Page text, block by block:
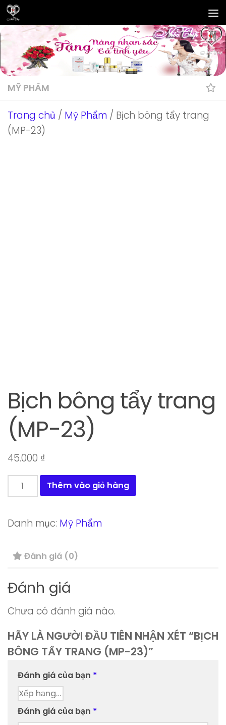
Skip to content
MỸ PHẨM
Trang chủ / Mỹ Phẩm / Bịch bông tẩy trang
(MP-23)
Bịch bông tẩy trang
(MP-23)
45.000 ₫
Bịch
bông
trang
23)
lượng
Thêm vào giỏ hàng
Danh mục: Mỹ Phẩm
Đánh giá (0)
Đánh giá
Chưa có đánh giá nào.
HÃY LÀ NGƯỜI ĐẦU TIÊN NHẬN XÉT “BỊCH
BÔNG TẨY TRANG (MP-23)”
Đánh giá của bạn *
Đánh giá của bạn *